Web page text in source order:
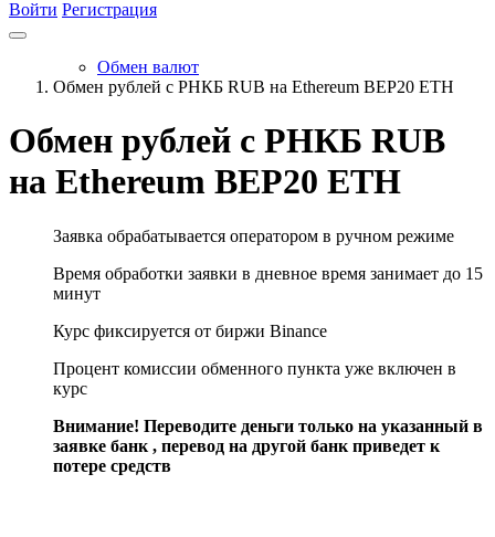
Войти Регистрация
Обмен валют
Обмен рублей с РНКБ RUB на Ethereum BEP20 ETH
Обмен рублей с РНКБ RUB
на Ethereum BEP20 ETH
Заявка обрабатывается оператором в ручном режиме
Время обработки заявки в дневное время занимает до 15
минут
Курс фиксируется от биржи Binance
Процент комиссии обменного пункта уже включен в
курс
Внимание! Переводите деньги только на указанный в
заявке банк , перевод на другой банк приведет к
потере средств